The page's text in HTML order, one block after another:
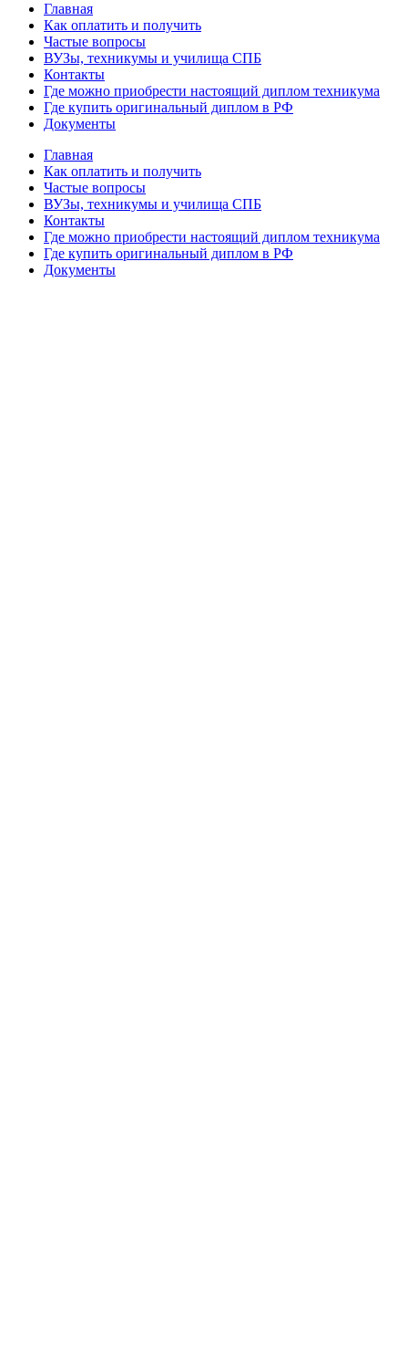
Главная
Как оплатить и получить
Частые вопросы
ВУЗы, техникумы и училища СПБ
Контакты
Где можно приобрести настоящий диплом техникума
Где купить оригинальный диплом в РФ
Документы
Главная
Как оплатить и получить
Частые вопросы
ВУЗы, техникумы и училища СПБ
Контакты
Где можно приобрести настоящий диплом техникума
Где купить оригинальный диплом в РФ
Документы